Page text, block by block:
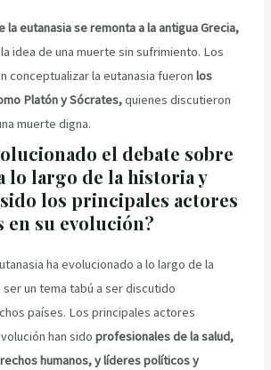
la eutanasia se remonta a la antigua Grecia,
idea de una muerte sin sufrimiento. Los
conceptualizar la eutanasia fueronlos
Platón y Sócrates,quienes discutieron
muerte digna.
el debate sobre
lo largo de la historia y
los principales actores
su evolución?
ha evolucionado a lo largo de la
un tema tabú a ser discutido
países. Los principales actores
han sidoprofesionales de la salud,
humanos, y líderes políticos y